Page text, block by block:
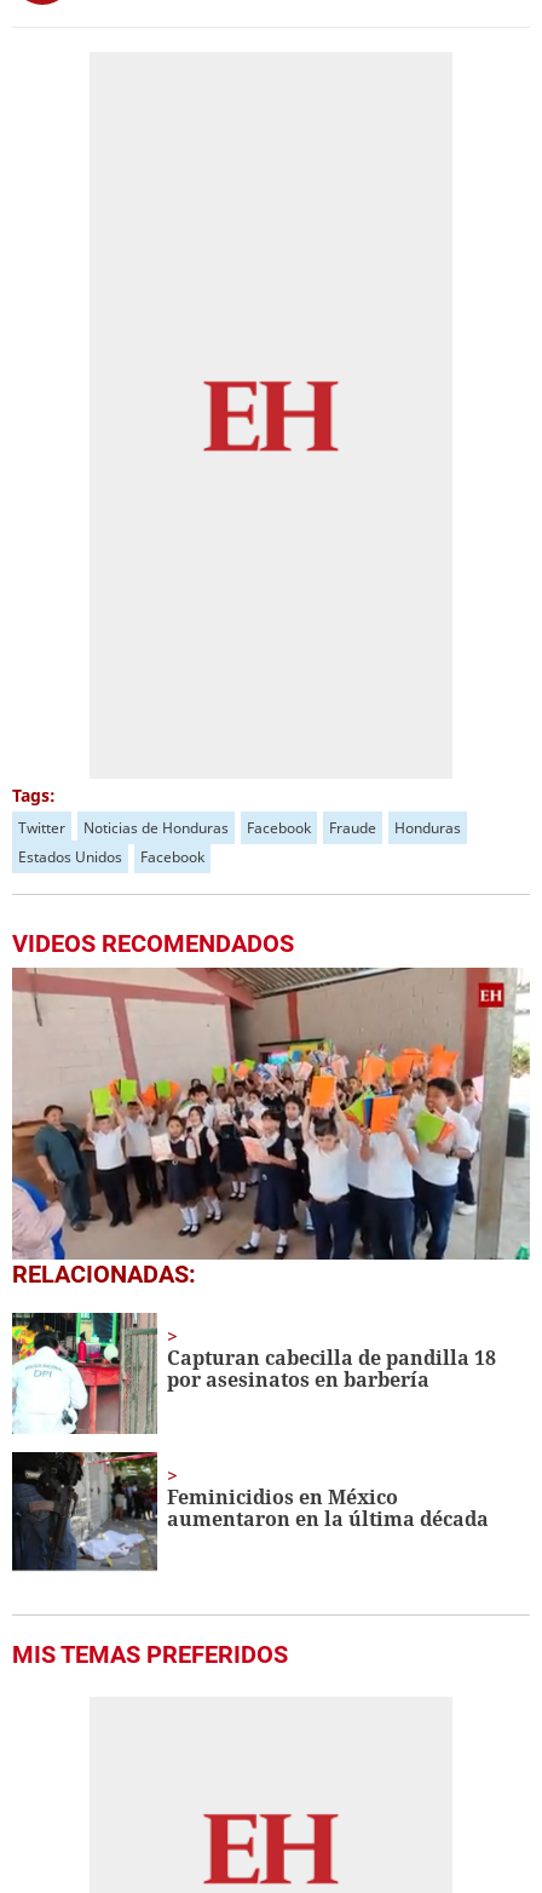
Tags:
Twitter Noticias de Honduras Facebook Fraude
Honduras
Estados Unidos
Facebook
VIDEOS RECOMENDADOS
0
seconds
1
minute,
56
seconds
RELACIONADAS:
Capturan cabecilla de pandilla 18
por asesinatos en barbería
Feminicidios en México
aumentaron en la última década
MIS TEMAS PREFERIDOS